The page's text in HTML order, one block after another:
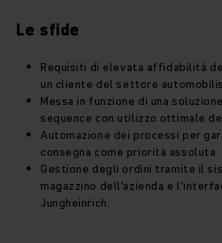
Le sfide
Requisiti di elevata affidabilità
un cliente del settore
Messa in funzione di una
sequence con utilizzo ottimale
Automazione dei processi per
consegna come priorità assoluta
Gestione degli ordini tramite il
magazzino dell'azienda e
Jungheinrich.